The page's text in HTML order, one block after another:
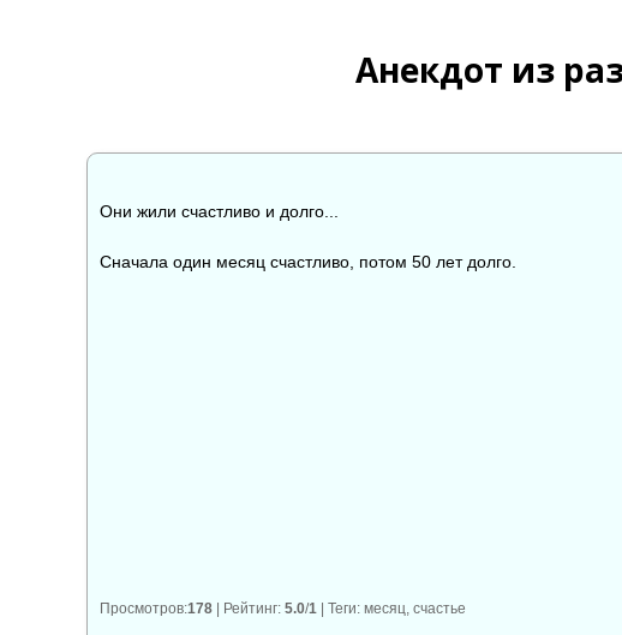
Анекдот из
Они жили счастливо и долго...
Сначала один месяц счастливо, потом 50 лет долго.
Просмотров:178 | Рейтинг: 5.0/1 | Теги: месяц счастье